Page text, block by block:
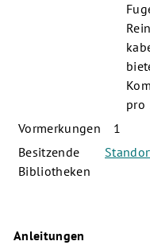
pro
Vormerkungen
1
Besitzende
Bibliotheken
Anleitungen